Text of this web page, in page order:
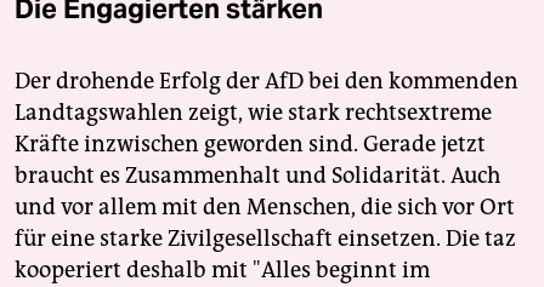
Die Engagierten stärken
Der drohende Erfolg der AfD bei den kommenden
Landtagswahlen zeigt, wie stark rechtsextreme
Kräfte inzwischen geworden sind. Gerade jetzt
braucht es Zusammenhalt und Solidarität. Auch
und vor allem mit den Menschen, die sich vor Ort
für eine starke Zivilgesellschaft einsetzen. Die taz
kooperiert deshalb mit "Alles beginnt im